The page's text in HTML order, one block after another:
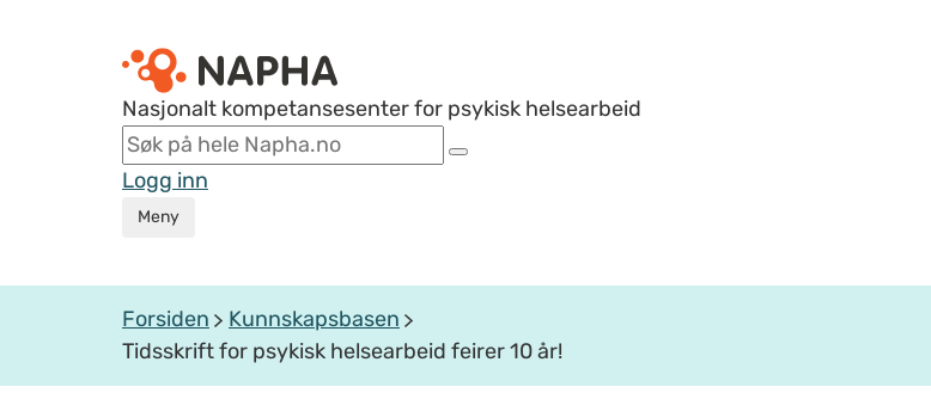
Nasjonalt kompetansesenter for psykisk helsearbeid
Logg inn
Meny
Forsiden
Kunnskapsbasen
Tidsskrift for psykisk helsearbeid feirer 10 år!